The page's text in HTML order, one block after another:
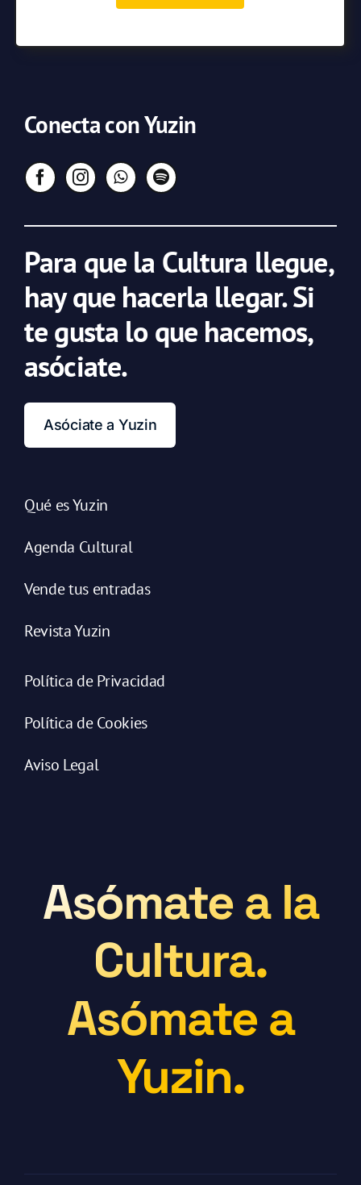
Conecta con Yuzin
Para que la Cultura llegue,
hay que hacerla llegar. Si
te gusta lo que hacemos,
asóciate.
Asóciate a Yuzin
Qué es Yuzin
Agenda Cultural
Vende tus entradas
Revista Yuzin
Política de Privacidad
Política de Cookies
Aviso Legal
Asómate a la
Cultura.
Asómate a
Yuzin.